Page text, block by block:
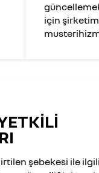
için
şebekesi ile ilgili